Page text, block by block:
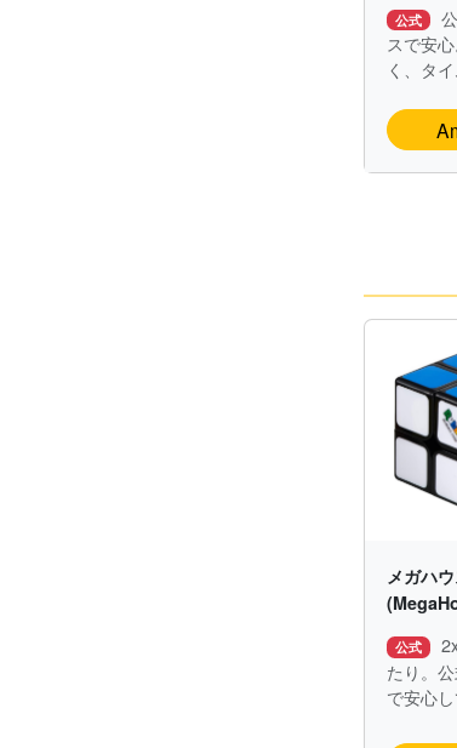
アドバ
公式
スで安
く、タ
メガハ
ver.3.0
ンス商
公式
たり。
で安心し